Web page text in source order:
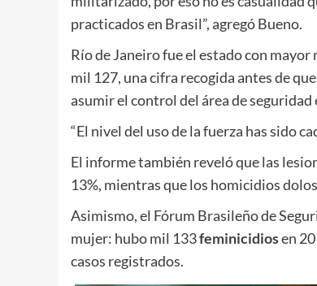
practicados en Brasil”, agregó Bueno.
Río de Janeiro fue el estado con
mil 127, una cifra recogida antes de
asumir el control del área de
“El nivel del uso de la fuerza has sido
El informe también reveló que las
13%, mientras que los homicidios
Asimismo, el Fórum Brasileño de
mujer: hubo mil 133feminicidiosen
casos registrados.